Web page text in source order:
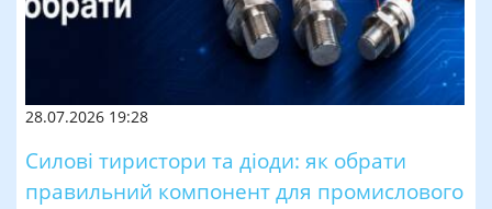
28.07.2026 19:28
Силові тиристори та діоди: як обрати
правильний компонент для промислового